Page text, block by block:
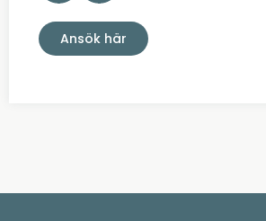
Ansök här